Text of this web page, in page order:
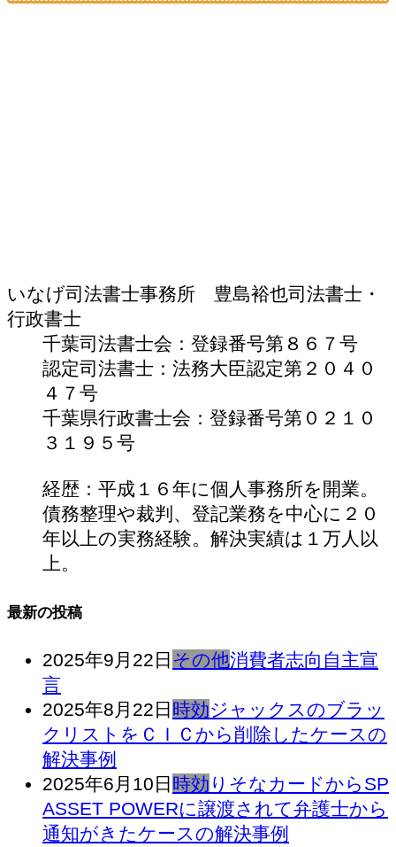
いなげ司法書士事務所 豊島裕也司法書士・
行政書士
千葉司法書士会：登録番号第８６７号
認定司法書士：法務大臣認定第２０４０
４７号
千葉県行政書士会：登録番号第０２１０
３１９５号
経歴：平成１６年に個人事務所を開業。
債務整理や裁判、登記業務を中心に２０
年以上の実務経験。解決実績は１万人以
上。
最新の投稿
2025年9月22日 その他消費者志向自主宣
言
2025年8月22日 時効ジャックスのブラッ
クリストをＣＩＣから削除したケースの
解決事例
2025年6月10日 時効 りそなカードからSP
ASSET POWERに譲渡されて弁護士から
通知がきたケースの解決事例